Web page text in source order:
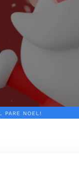
PARE NOEL!